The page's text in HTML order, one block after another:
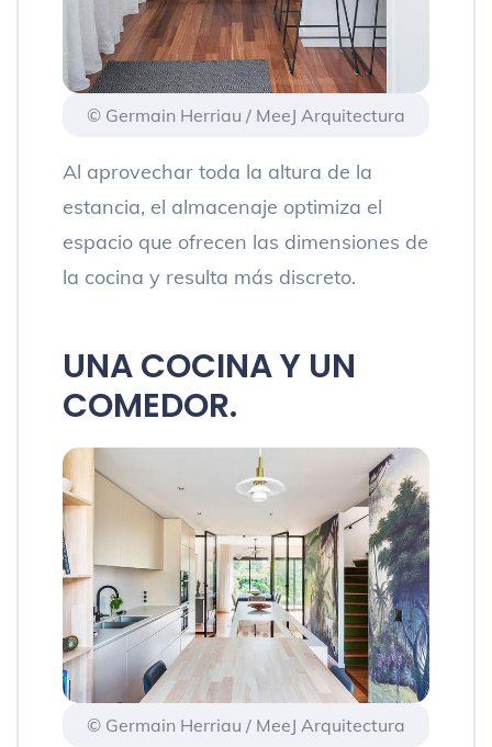
© Germain Herriau / MeeJ Arquitectura
Al aprovechar toda la altura de la
estancia, el almacenaje optimiza el
espacio que ofrecen las dimensiones de
la cocina y resulta más discreto.
UNA COCINA Y UN
COMEDOR.
© Germain Herriau / MeeJ Arquitectura